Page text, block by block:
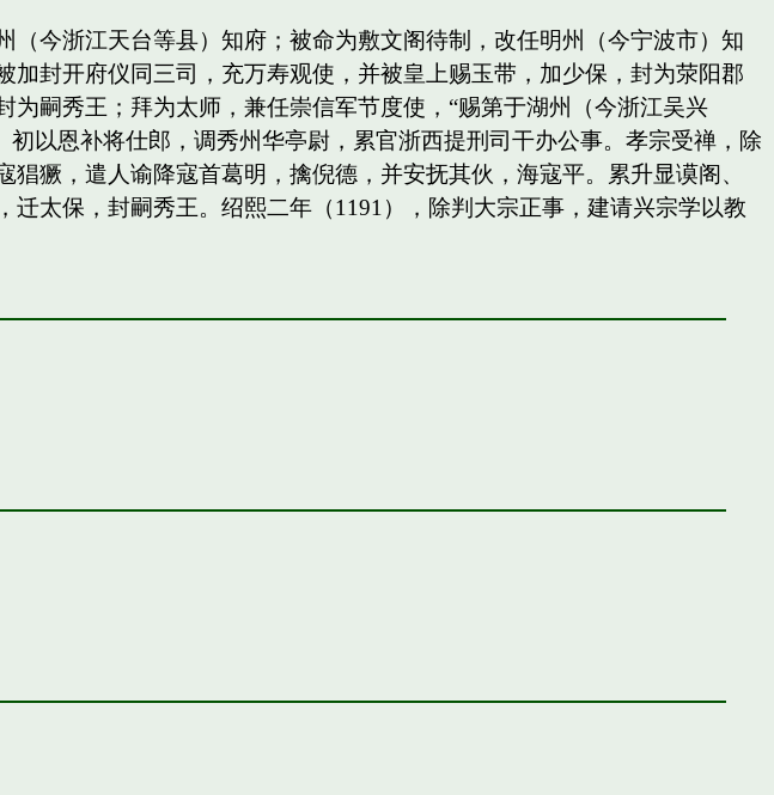
今浙江天台等县）知府；被命为敷文阁待制，改任明州（今宁波市）知
封开府仪同三司，充万寿观使，并被皇上赐玉带，加少保，封为荥阳郡
嗣秀王；拜为太师，兼任崇信军节度使，“赐第于湖州（今浙江吴兴
恩补将仕郎，调秀州华亭尉，累官浙西提刑司干办公事。孝宗受禅，除
獗，遣人谕降寇首葛明，擒倪德，并安抚其伙，海寇平。累升显谟阁、
太保，封嗣秀王。绍熙二年（1191），除判大宗正事，建请兴宗学以教